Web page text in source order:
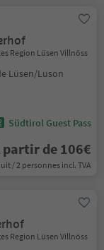
Region Lüsen Villnöss
Lüsen/Luson
Südtirol Guest Pass
partir de 106€
/ 2 personnes incl. TVA
Region Lüsen Villnöss